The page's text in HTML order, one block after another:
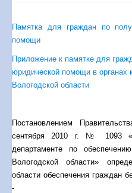
Памятка для граждан по
помощи
Приложение к памятке для
юридической помощи в органах
Вологодской области
Постановлением
сентября 2010 г. № 1093
департаменте по
Вологодской области»
области обеспечения граждан
-
бесплатной юридической
Федеральный закон от 31
адвокатской деятельности
Федерации»;
Федеральный закон от 21